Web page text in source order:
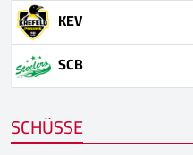
KEV
SCB
SCHÜSSE